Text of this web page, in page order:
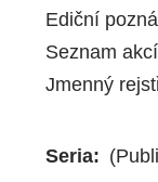
Ediční
Seznam
Jmenný
Seria